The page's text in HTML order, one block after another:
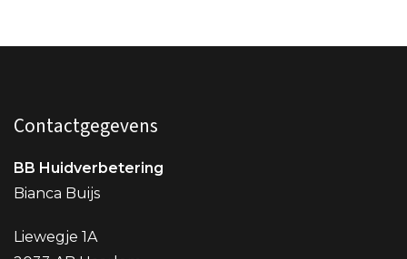
Contactgegevens
BB Huidverbetering
Bianca Buijs
Liewegje 1A